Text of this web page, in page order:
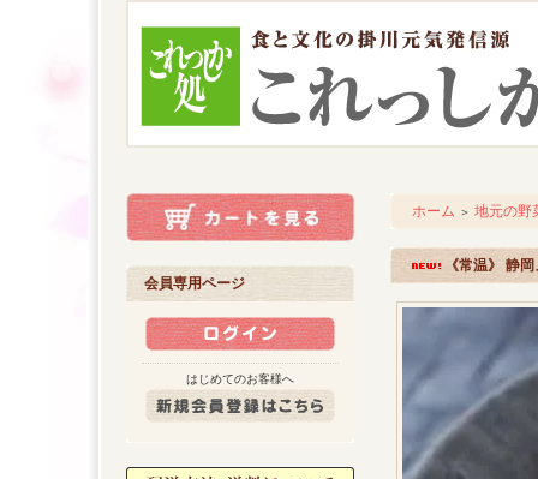
会員専用ページ
はじめてのお客様へ
ホーム ＞ 地元の野
《常温》 静